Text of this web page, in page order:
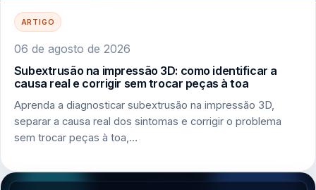
ARTIGO
06 de agosto de 2026
Subextrusão na impressão 3D: como identificar a
causa real e corrigir sem trocar peças à toa
Aprenda a diagnosticar subextrusão na impressão 3D,
separar a causa real dos sintomas e corrigir o problema
sem trocar peças à toa,…